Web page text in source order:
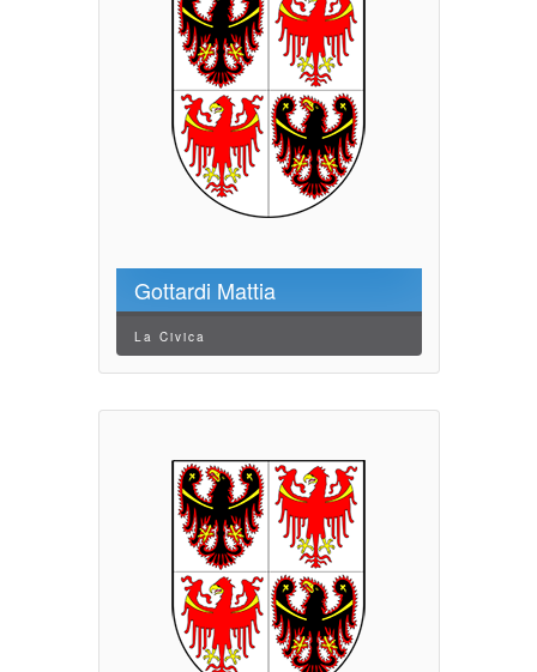
Gottardi Mattia
La Civica